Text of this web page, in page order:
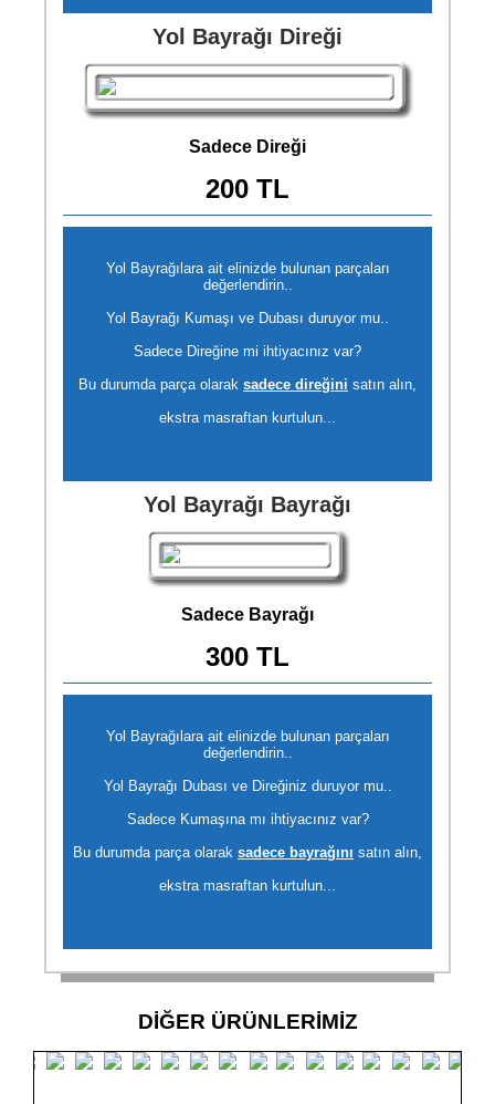
Yol Bayrağı Direği
Sadece Direği
200 TL
Yol Bayrağılara ait elinizde bulunan parçaları
değerlendirin..
Yol Bayrağı Kumaşı ve Dubası duruyor mu..
Sadece Direğine mi ihtiyacınız var?
Bu durumda parça olarak sadece direğini satın alın,
ekstra masraftan kurtulun...
Yol Bayrağı Bayrağı
Sadece Bayrağı
300 TL
Yol Bayrağılara ait elinizde bulunan parçaları
değerlendirin..
Yol Bayrağı Dubası ve Direğiniz duruyor mu..
Sadece Kumaşına mı ihtiyacınız var?
Bu durumda parça olarak sadece bayrağını satın alın,
ekstra masraftan kurtulun...
DİĞER ÜRÜNLERİMİZ